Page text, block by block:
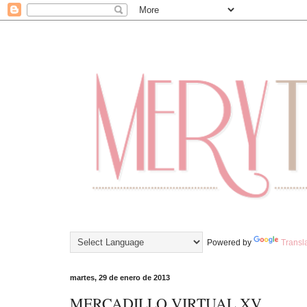
Powered by
martes, 29 de enero de 2013
MERCADILLO VIRTUAL XV